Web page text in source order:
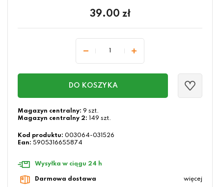
39.00 zł
DO KOSZYKA
Magazyn centralny: 9 szt.
Magazyn centralny 2: 149 szt.
Kod produktu: 003064-031526
Ean: 5905316655874
Wysyłka w ciągu 24 h
Darmowa dostawa więcej